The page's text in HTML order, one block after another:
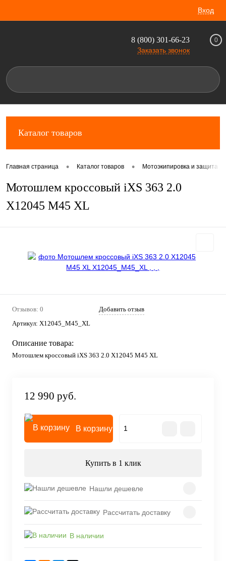
Вход
8 (800) 301-66-23
Заказать звонок
0
Каталог товаров
Главная страница • Каталог товаров • Мотоэкипировка и защита
Мотошлем кроссовый iXS 363 2.0
X12045 M45 XL
Отзывов: 0
Добавить отзыв
Артикул: X12045_M45_XL
Описание товара:
Мотошлем кроссовый iXS 363 2.0 X12045 M45 XL
12 990 руб.
В корзину
Купить в 1 клик
Нашли дешевле
Рассчитать доставку
В наличии